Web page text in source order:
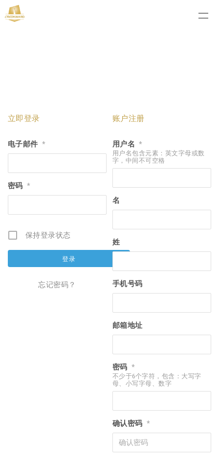
立即登录
电子邮件 *
密码 *
保持登录状态
忘记密码？
账户注册
用户名 *
用户名包含元素：英文字母或数
字，中间不可空格
名
姓
手机号码
邮箱地址
密码 *
不少于6个字符，包含：大写字
母、小写字母、数字
确认密码 *